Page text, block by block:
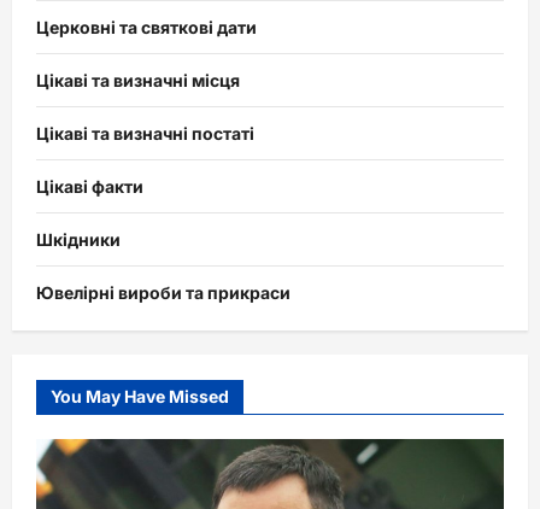
Церковні та святкові дати
Цікаві та визначні місця
Цікаві та визначні постаті
Цікаві факти
Шкідники
Ювелірні вироби та прикраси
You May Have Missed